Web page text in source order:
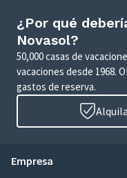
¿Por qué
Novasol?
50,000 casas de
vacaciones desde 1968.
gastos de reserva.
Empresa